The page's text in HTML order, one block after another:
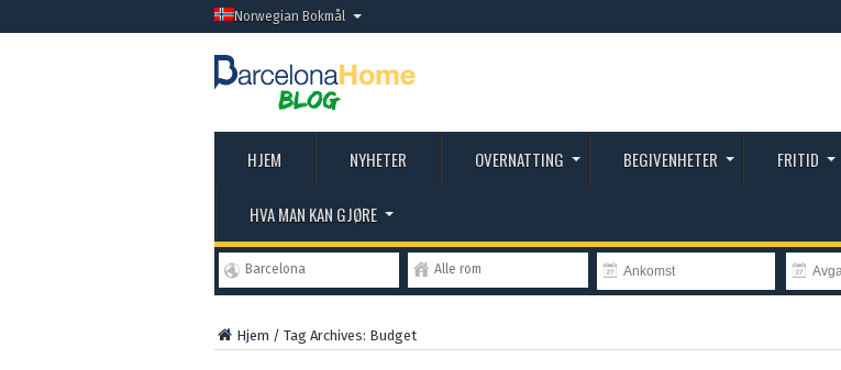
Norwegian Bokmål
HJEM NYHETER OVERNATTING BEGIVENHETER FRITID
HVA MAN KAN GJØRE
Barcelona Alle rom
Hjem / Tag Archives: Budget